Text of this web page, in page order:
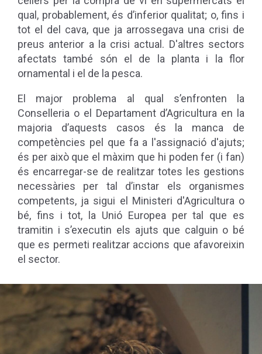
qual, probablement, és d’inferior qualitat; o, fins i
tot el del cava, que ja arrossegava una crisi de
preus anterior a la crisi actual. D'altres sectors
afectats també són el de la planta i la flor
ornamental i el de la pesca.
El major problema al qual s’enfronten la
Conselleria o el Departament d’Agricultura en la
majoria d’aquests casos és la manca de
competències pel que fa a l'assignació d'ajuts;
és per això que el màxim que hi poden fer (i fan)
és encarregar-se de realitzar totes les gestions
necessàries per tal d’instar els organismes
competents, ja sigui el Ministeri d'Agricultura o
bé, fins i tot, la Unió Europea per tal que es
tramitin i s’executin els ajuts que calguin o bé
que es permeti realitzar accions que afavoreixin
el sector.